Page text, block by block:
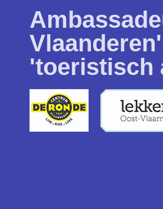
'toeristisch